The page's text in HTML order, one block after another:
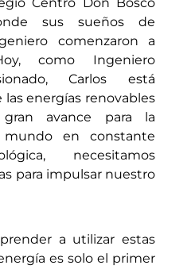
sus sueños de
comenzaron a
como Ingeniero
Carlos está
energías renovables
avance para la
en constante
necesitamos
para impulsar nuestro
a utilizar estas
es solo el primer